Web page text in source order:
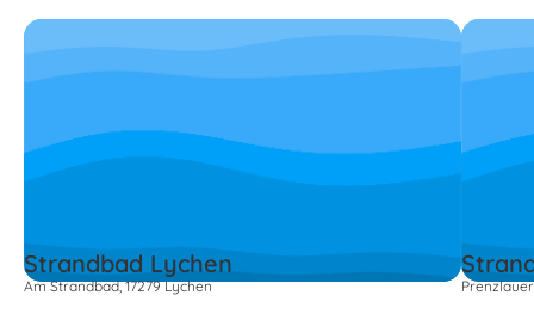
Strandbad Lychen
Am Strandbad, 17279 Lychen